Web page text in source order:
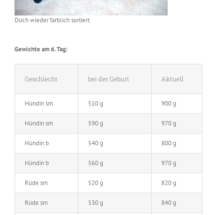
Doch wieder farblich sortiert
Gewichte am 6. Tag:
Geschlecht bei der Geburt Aktuell
Hündin sm 510 g 900 g
Hündin sm 590 g 970 g
Hündin b 540 g 800 g
Hündin b 560 g 970 g
Rüde sm 520 g 820 g
Rüde sm 530 g 840 g